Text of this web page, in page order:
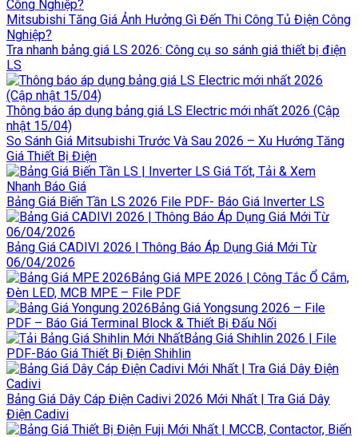
Mitsubishi Tăng Giá Ảnh Hưởng Gì Đến Thi Công Tủ Điện Công
Nghiệp?
Tra nhanh bảng giá LS 2026: Công cụ so sánh giá thiết bị điện
LS
Thông báo áp dụng bảng giá LS Electric mới nhất 2026 (Cập
nhật 15/04)
So Sánh Giá Mitsubishi Trước Và Sau 2026 – Xu Hướng Tăng
Giá Thiết Bị Điện
Bảng Giá Biến Tần LS 2026 File PDF- Báo Giá Inverter LS
Bảng Giá CADIVI 2026 | Thông Báo Áp Dụng Giá Mới Từ
06/04/2026
Bảng Giá MPE 2026 | Công Tắc Ổ Cắm,
Đèn LED, MCB MPE – File PDF
Bảng Giá Yongsung 2026 – File
PDF – Báo Giá Terminal Block & Thiết Bị Đấu Nối
Bảng Giá Shihlin 2026 | File
PDF-Báo Giá Thiết Bị Điện Shihlin
Bảng Giá Dây Cáp Điện Cadivi 2026 Mới Nhất | Tra Giá Dây
Điện Cadivi